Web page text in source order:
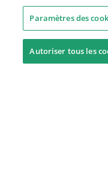
Paramètres des
Autoriser tous les